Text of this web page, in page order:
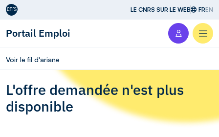
Aller au contenu LE CNRS SUR LE WEB FREN
Portail Emploi
Voir le fil d'ariane
L'offre demandée n'est plus
disponible